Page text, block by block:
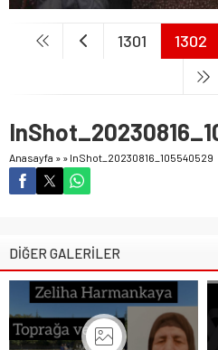
1301 1302
Anasayfa » » InShot_20230816_105540529
DİĞER GALERİLER